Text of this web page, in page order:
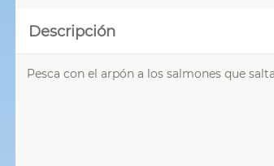
Descripción
Pesca con el arpón a los salmones que